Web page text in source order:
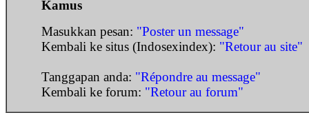
Kamus
Masukkan pesan: "Poster un message"
Kembali ke situs (Indosexindex): "Retour au site"
Tanggapan anda: "Répondre au message"
Kembali ke forum: "Retour au forum"